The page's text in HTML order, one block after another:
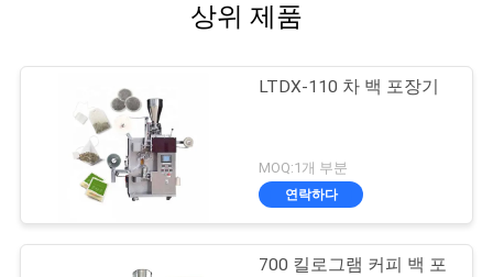
상위 제품
LTDX-110 차 백 포장기
MOQ:1개 부분
연락하다
700 킬로그램 커피 백 포